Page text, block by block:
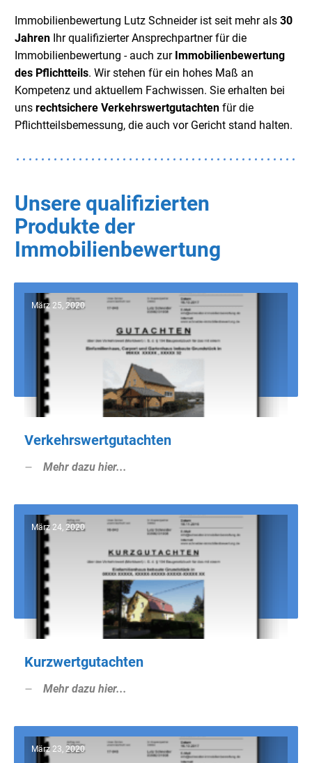
Immobilienbewertung Lutz Schneider ist seit mehr als 30
Jahren Ihr qualifizierter Ansprechpartner für die
Immobilienbewertung - auch zur Immobilienbewertung
des Pflichtteils. Wir stehen für ein hohes Maß an
Kompetenz und aktuellem Fachwissen. Sie erhalten bei
uns rechtsichere Verkehrswertgutachten für die
Pflichtteilsbemessung, die auch vor Gericht stand halten.
Unsere qualifizierten
Produkte der
Immobilienbewertung
März 25, 2020
Verkehrswertgutachten
Mehr dazu hier...
März 24, 2020
Kurzwertgutachten
Mehr dazu hier...
März 23, 2020